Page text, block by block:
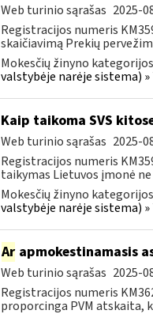
Web turinio sąrašas 2025-
Registracijos numeris
skaičiavimą Prekių
Mokesčių žinyno
valstybėje narėje sistema)
Kaip taikoma SVS
Web turinio sąrašas 2025-
Registracijos numeris
taikymas Lietuvos įmonė
Mokesčių žinyno
valstybėje narėje sistema)
Arapmokestinamasis
Web turinio sąrašas 2025-
Registracijos numeris
proporcinga PVM atskaita,